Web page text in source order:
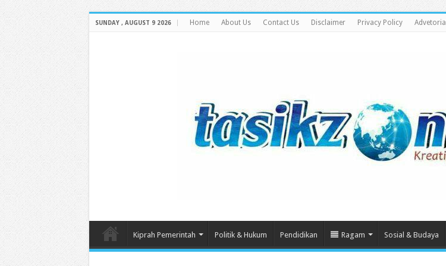
SUNDAY , AUGUST 9 2026 Home About Us Contact Us Disclaimer Privacy Policy Advetorial
Kiprah Pemerintah Politik & Hukum Pendidikan Ragam Sosial & Budaya